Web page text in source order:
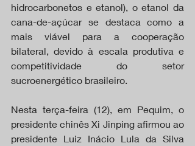
hidrocarbonetos e etanol), o etanol da
cana-de-açúcar se destaca como a
mais viável para a cooperação
bilateral, devido à escala produtiva e
competitividade do setor
sucroenergético brasileiro.
Nesta terça-feira (12), em Pequim, o
presidente chinês Xi Jinping afirmou ao
presidente Luiz Inácio Lula da Silva